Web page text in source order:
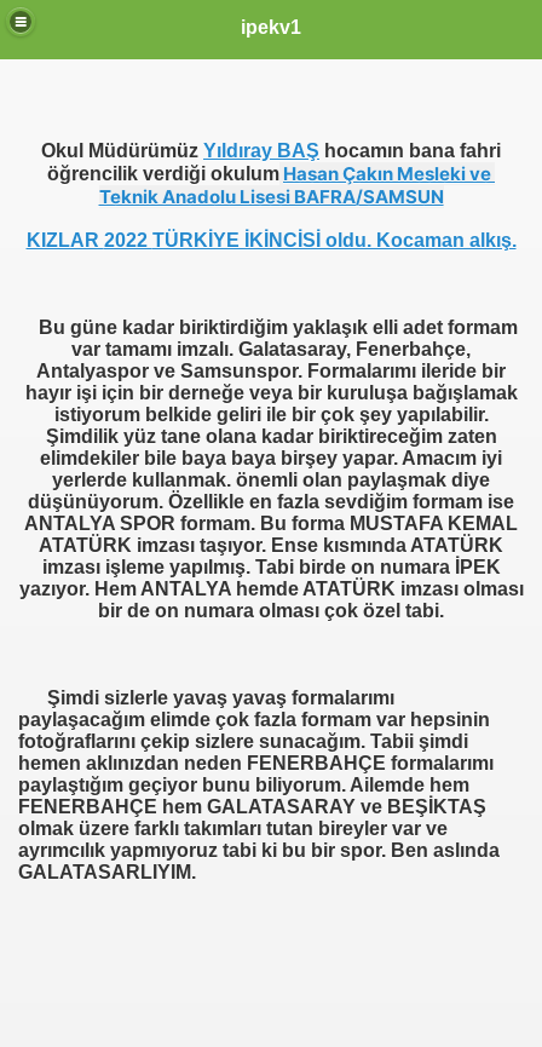
ipekv1
Okul Müdürümüz Yıldıray BAŞ hocamın bana fahri
öğrencilik verdiği okulum Hasan Çakın Mesleki ve
Teknik Anadolu Lisesi BAFRA/SAMSUN
KIZLAR 2022 TÜRKİYE İKİNCİSİ oldu. Kocaman alkış.
Bu güne kadar biriktirdiğim yaklaşık elli adet formam
var tamamı imzalı. Galatasaray, Fenerbahçe,
Antalyaspor ve Samsunspor. Formalarımı ileride bir
hayır işi için bir derneğe veya bir kuruluşa bağışlamak
istiyorum belkide geliri ile bir çok şey yapılabilir.
Şimdilik yüz tane olana kadar biriktireceğim zaten
elimdekiler bile baya baya birşey yapar. Amacım iyi
yerlerde kullanmak. önemli olan paylaşmak diye
düşünüyorum. Özellikle en fazla sevdiğim formam ise
ANTALYA SPOR formam. Bu forma MUSTAFA KEMAL
ATATÜRK imzası taşıyor. Ense kısmında ATATÜRK
imzası işleme yapılmış. Tabi birde on numara İPEK
yazıyor. Hem ANTALYA hemde ATATÜRK imzası olması
bir de on numara olması çok özel tabi.
Şimdi sizlerle yavaş yavaş formalarımı
paylaşacağım elimde çok fazla formam var hepsinin
fotoğraflarını çekip sizlere sunacağım. Tabii şimdi
hemen aklınızdan neden FENERBAHÇE formalarımı
paylaştığım geçiyor bunu biliyorum. Ailemde hem
FENERBAHÇE hem GALATASARAY ve BEŞİKTAŞ
olmak üzere farklı takımları tutan bireyler var ve
ayrımcılık yapmıyoruz tabi ki bu bir spor. Ben aslında
GALATASARLIYIM.